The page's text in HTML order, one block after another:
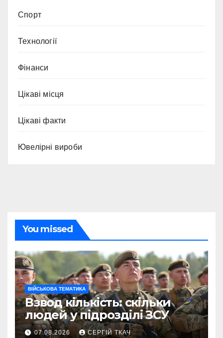
Спорт
Технології
Фінанси
Цікаві місця
Цікаві факти
Ювелірні вироби
You missed
ВІЙСЬКОВА ТЕМАТИКА
Взвод кількість: скільки
людей у підрозділі ЗСУ
07.08.2026 СЕРГІЙ ТКАЧ